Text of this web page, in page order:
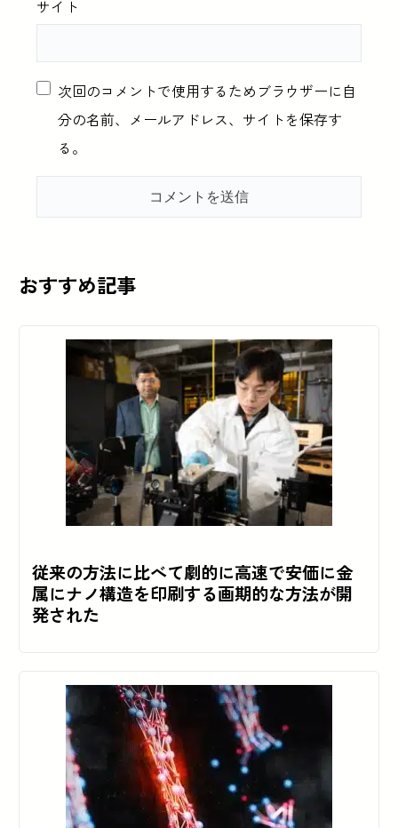
サイト
次回のコメントで使用するためブラウザーに自
分の名前、メールアドレス、サイトを保存す
る。
おすすめ記事
従来の方法に比べて劇的に高速で安価に金
属にナノ構造を印刷する画期的な方法が開
発された